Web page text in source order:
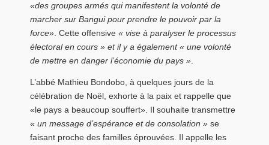
«des groupes armés qui manifestent la volonté de
marcher sur Bangui pour prendre le pouvoir par la
force». Cette offensive « vise à paralyser le processus
électoral en cours » et il y a également « une volonté
de mettre en danger l’économie du pays ».
L’abbé Mathieu Bondobo, à quelques jours de la
célébration de Noël, exhorte à la paix et rappelle que
«le pays a beaucoup souffert». Il souhaite transmettre
« un message d’espérance et de consolation » se
faisant proche des familles éprouvées. Il appelle les